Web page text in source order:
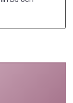
tillsammans?
Vitamin D3?
Vitamin K2?
osteoporos?